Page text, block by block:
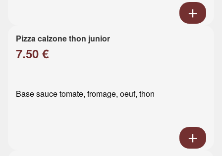
Pizza calzone thon junior
7.50 €
Base sauce tomate, fromage, oeuf, thon